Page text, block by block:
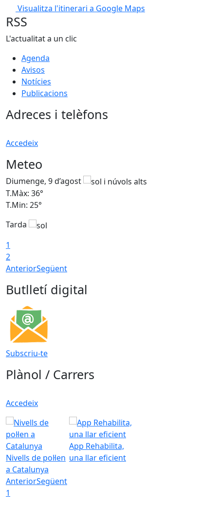
Visualitza l'itinerari a Google Maps
RSS
L'actualitat a un clic
Agenda
Avisos
Notícies
Publicacions
Adreces i telèfons
Accedeix
Meteo
Diumenge, 9 d’agost
T.Màx: 36°
T.Min: 25°
Tarda
1
2
AnteriorSegüent
Butlletí digital
Subscriu-te
Plànol / Carrers
Accedeix
Nivells de pol·len
a Catalunya
App Rehabilita,
una llar eficient
AnteriorSegüent
1